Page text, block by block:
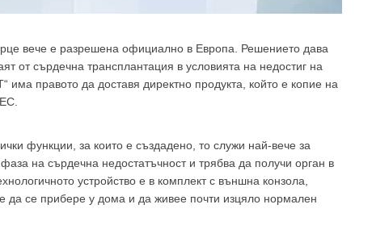
вече е разрешена официално в Европа. Решението дава
от сърдечна трансплантация в условията на недостиг на
има правото да доставя директно продукта, който е копие на
функции, за които е създадено, то служи най-вече за
на сърдечна недостатъчност и трябва да получи орган в
устройство е в комплект с външна конзола,
да се прибере у дома и да живее почти изцяло нормален
GPNews